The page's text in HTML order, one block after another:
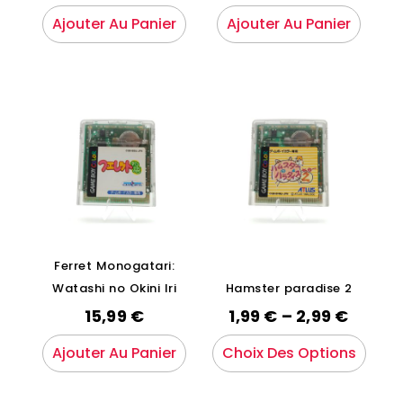
Ajouter Au Panier Ajouter Au Panier
Ferret Monogatari:
Watashi no Okini Iri
15,99 €
Ajouter Au Panier
Hamster paradise 2
1,99 € – 2,99 €
Choix Des Options